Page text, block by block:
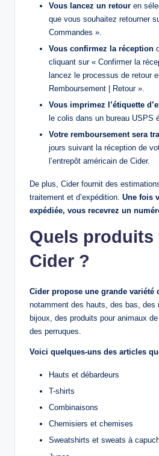
Vous lancez un retour en
que vous souhaitez retourner
Commandes ».
Vous confirmez la réception
cliquant sur « Confirmer la
lancez le processus de retour
Remboursement | Retour ».
Vous imprimez l’étiquette
le colis dans un bureau USPS
Votre remboursement sera
jours suivant la réception de
l’entrepôt américain de Cider.
De plus, Cider fournit des
traitement et d’expédition. Une fois
expédiée, vous recevrez un
Quels produits
Cider ?
Cider propose une grande variété
notamment des hauts, des bas, des
bijoux, des produits pour animaux
des perruques.
Voici quelques-uns des articles
Hauts et débardeurs
T-shirts
Combinaisons
Chemisiers et chemises
Sweatshirts et sweats à